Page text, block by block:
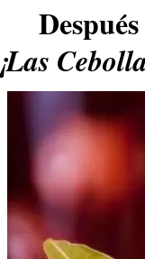
¡Las